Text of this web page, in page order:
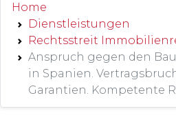
Home
Dienstleistungen
Rechtsstreit
Anspruch gegen den
in Spanien.
Garantien. Kompetente